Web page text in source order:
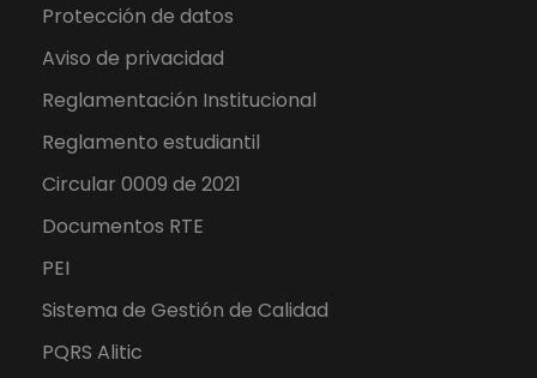
Protección de datos
Aviso de privacidad
Reglamentación Institucional
Reglamento estudiantil
Circular 0009 de 2021
Documentos RTE
PEI
Sistema de Gestión de Calidad
PQRS Alitic